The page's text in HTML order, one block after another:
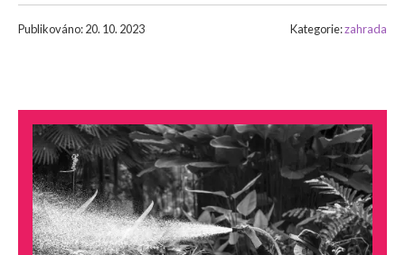
Publikováno: 20. 10. 2023 Kategorie:zahrada